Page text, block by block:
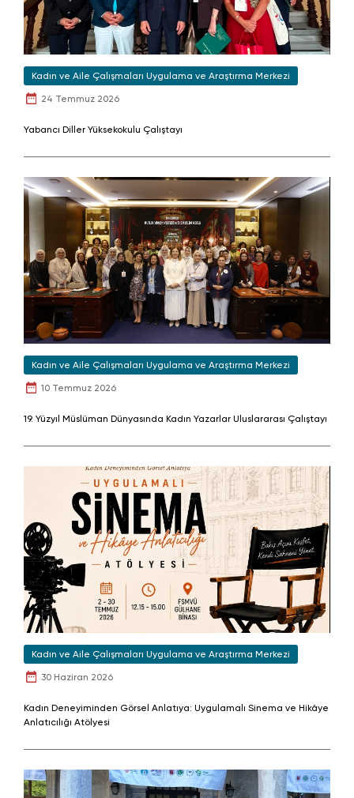
Kadın ve Aile Çalışmaları Uygulama ve Araştırma Merkezi
24 Temmuz 2026
Yabancı Diller Yüksekokulu Çalıştayı
Kadın ve Aile Çalışmaları Uygulama ve Araştırma Merkezi
10 Temmuz 2026
19. Yüzyıl Müslüman Dünyasında Kadın Yazarlar Uluslararası Çalıştayı
Kadın ve Aile Çalışmaları Uygulama ve Araştırma Merkezi
30 Haziran 2026
Kadın Deneyiminden Görsel Anlatıya: Uygulamalı Sinema ve Hikâye
Anlatıcılığı Atölyesi